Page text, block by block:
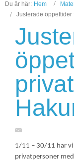
Du är här: Hem
Justerade öppettider
1/11 – 30/11 har
privatpersoner